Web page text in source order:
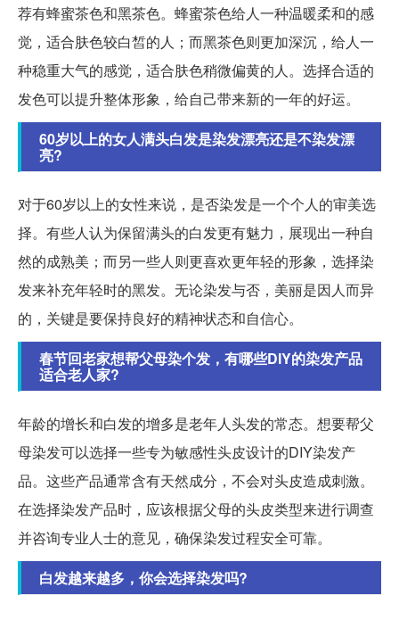
荐有蜂蜜茶色和黑茶色。蜂蜜茶色给人一种温暖柔和的感
觉，适合肤色较白皙的人；而黑茶色则更加深沉，给人一
种稳重大气的感觉，适合肤色稍微偏黄的人。选择合适的
发色可以提升整体形象，给自己带来新的一年的好运。
60岁以上的女人满头白发是染发漂亮还是不染发漂
亮?
对于60岁以上的女性来说，是否染发是一个个人的审美选
择。有些人认为保留满头的白发更有魅力，展现出一种自
然的成熟美；而另一些人则更喜欢更年轻的形象，选择染
发来补充年轻时的黑发。无论染发与否，美丽是因人而异
的，关键是要保持良好的精神状态和自信心。
春节回老家想帮父母染个发，有哪些DIY的染发产品
适合老人家?
年龄的增长和白发的增多是老年人头发的常态。想要帮父
母染发可以选择一些专为敏感性头皮设计的DIY染发产
品。这些产品通常含有天然成分，不会对头皮造成刺激。
在选择染发产品时，应该根据父母的头皮类型来进行调查
并咨询专业人士的意见，确保染发过程安全可靠。
白发越来越多，你会选择染发吗?